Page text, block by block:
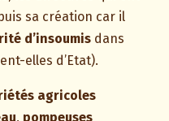
sa création car il
d’insoumisdans
elles d’Etat).
agricoles
, pompeuses